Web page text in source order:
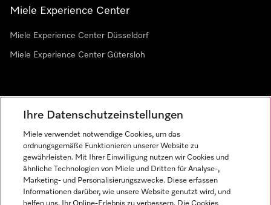
Miele Experience Center
Miele Experience Center Düsseldorf
Miele Experience Center Gütersloh
Ihre Datenschutzeinstellungen
Miele verwendet notwendige Cookies, um das
ordnungsgemäße Funktionieren unserer Website zu
gewährleisten. Mit Ihrer Einwilligung nutzen wir Cookies und
ähnliche Technologien von Miele und Dritten für Analyse-,
Marketing- und Personalisierungszwecke. Diese erfassen
Informationen darüber, wie unsere Website genutzt wird, und